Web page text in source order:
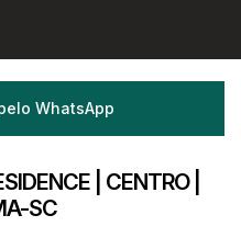
WhatsApp
| CENTRO |
SC